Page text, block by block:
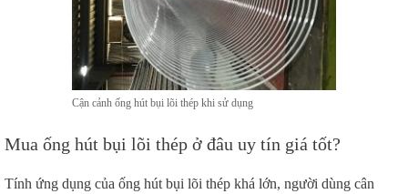
Cận cảnh ống hút bụi lõi thép khi sử dụng
Mua ống hút bụi lõi thép ở đâu uy tín giá tốt?
Tính ứng dụng của ống hút bụi lõi thép khá lớn, người dùng cân